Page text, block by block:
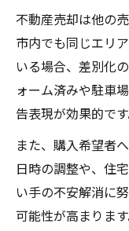
不動産売却は他の
市内でも同じエリ
いる場合、差別化
ォーム済みや駐車
告表現が効果的です
また、購入希望者
日時の調整や、住
い手の不安解消に
可能性が高まりま